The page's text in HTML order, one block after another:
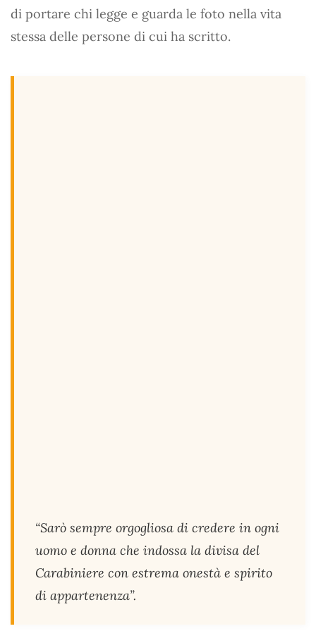
di portare chi legge e guarda le foto nella vita
stessa delle persone di cui ha scritto.
“Sarò sempre orgogliosa di credere in ogni
uomo e donna che indossa la divisa del
Carabiniere con estrema onestà e spirito
di appartenenza”.